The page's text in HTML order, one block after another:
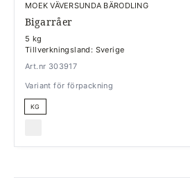
MOEK VÄVERSUNDA BÄRODLING
Bigarråer
5 kg
Tillverkningsland: Sverige
Art.nr 303917
Variant för förpackning
KG